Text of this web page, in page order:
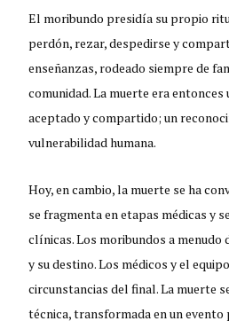
El moribundo presidía su propio
perdón, rezar, despedirse y
enseñanzas, rodeado siempre de
comunidad. La muerte era
aceptado y compartido; un
vulnerabilidad humana.
Hoy, en cambio, la muerte se ha
se fragmenta en etapas médicas y
clínicas. Los moribundos a menudo
y su destino. Los médicos y el
circunstancias del final. La muerte
técnica, transformada en un evento